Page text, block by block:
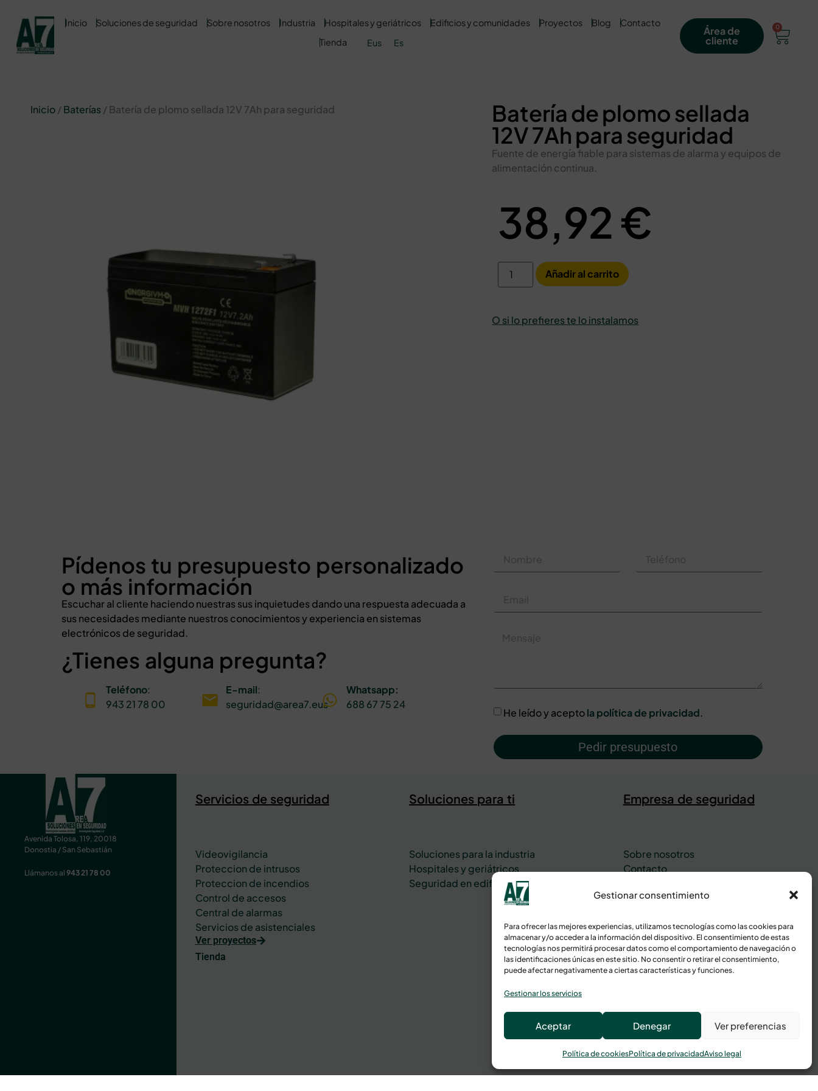
Gestionar consentimiento
Para ofrecer las mejores experiencias, utilizamos tecnologías como las cookies para
almacenar y/o acceder a la información del dispositivo. El consentimiento de estas
tecnologías nos permitirá procesar datos como el comportamiento de navegación o
las identificaciones únicas en este sitio. No consentir o retirar el consentimiento,
puede afectar negativamente a ciertas características y funciones.
Gestionar los servicios
Aceptar Denegar Ver preferencias
Política de cookiesPolítica de privacidadAviso legal
Inicio Soluciones de seguridad Sobre nosotros Industria Hospitales y geriátricos Edificios y comunidades Proyectos Blog
Contacto
Tienda
Eus Es
Área de
cliente
0
Inicio/Baterías/ Batería de plomo sellada 12V 7Ah para seguridad
Batería de plomo sellada
12V 7Ah para seguridad
Fuente de energía fiable para sistemas de alarma y equipos de
alimentación continua.
38,92€
Añadir al carrito
O si lo prefieres te lo instalamos
Pídenos tu presupuesto personalizado
o más información
Escuchar al cliente haciendo nuestras sus inquietudes dando una respuesta adecuada a
sus necesidades mediante nuestros conocimientos y experiencia en sistemas
electrónicos de seguridad.
¿Tienes alguna pregunta?
Teléfono:
943 21 78 00
E-mail:
seguridad@area7.eus
Whatsapp:
688 67 75 24
He leído y aceptola política de privacidad.
Pedir presupuesto
Avenida Tolosa, 119, 20018
Donostia / San Sebastián
Llámanos al943 21 78 00
Servicios de seguridad
Videovigilancia
Proteccion de intrusos
Proteccion de incendios
Control de accesos
Central de alarmas
Servicios de asistenciales
Ver proyectos
Tienda
Soluciones para ti
Soluciones para la industria
Hospitales y geriátricos
Seguridad en edificios y oficinas
Empresa de seguridad
Sobre nosotros
Contacto